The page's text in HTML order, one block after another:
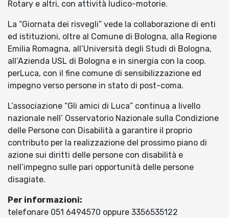
Rotary e altri, con attività ludico-motorie.
La “Giornata dei risvegli” vede la collaborazione di enti
ed istituzioni, oltre al Comune di Bologna, alla Regione
Emilia Romagna, all’Università degli Studi di Bologna,
all’Azienda USL di Bologna e in sinergia con la coop.
perLuca, con il fine comune di sensibilizzazione ed
impegno verso persone in stato di post-coma.
L’associazione “Gli amici di Luca” continua a livello
nazionale nell’ Osservatorio Nazionale sulla Condizione
delle Persone con Disabilità a garantire il proprio
contributo per la realizzazione del prossimo piano di
azione sui diritti delle persone con disabilità e
nell’impegno sulle pari opportunità delle persone
disagiate.
Per informazioni:
telefonare 051 6494570 oppure 3356535122